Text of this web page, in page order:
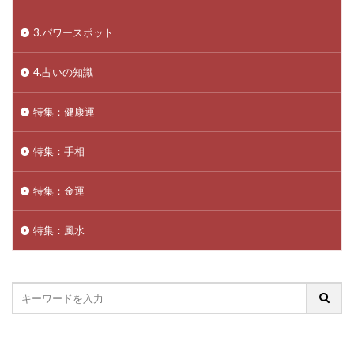
3.パワースポット
4.占いの知識
特集：健康運
特集：手相
特集：金運
特集：風水